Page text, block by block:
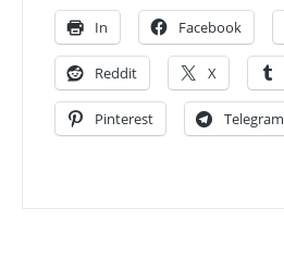
In Facebook
Reddit X
Pinterest Telegram